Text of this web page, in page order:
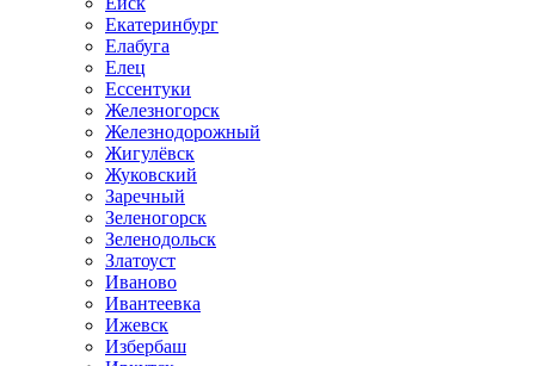
Екатеринбург
Елабуга
Елец
Ессентуки
Железногорск
Железнодорожный
Жигулёвск
Жуковский
Заречный
Зеленогорск
Зеленодольск
Златоуст
Иваново
Ивантеевка
Ижевск
Избербаш